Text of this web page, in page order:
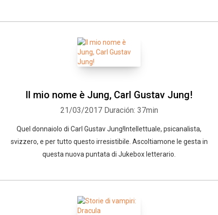
Il mio nome è Jung, Carl Gustav Jung!
21/03/2017 Duración: 37min
Quel donnaiolo di Carl Gustav Jung!Intellettuale, psicanalista,
svizzero, e per tutto questo irresistibile. Ascoltiamone le gesta in
questa nuova puntata di Jukebox letterario.